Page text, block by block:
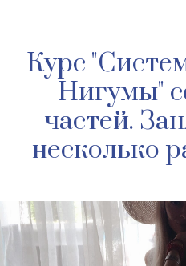
Курс
Нигумы"
частей.
несколько